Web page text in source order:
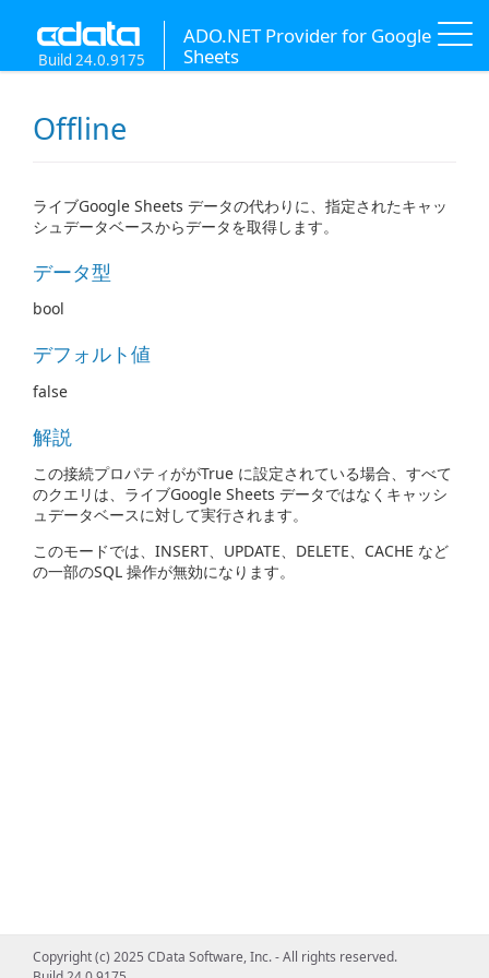
ADO.NET Provider for Google
Sheets
Build 24.0.9175
Offline
ライブGoogle Sheets データの代わりに、指定されたキャッ
シュデータベースからデータを取得します。
データ型
bool
デフォルト値
false
解説
この接続プロパティががTrue に設定されている場合、すべて
のクエリは、ライブGoogle Sheets データではなくキャッシ
ュデータベースに対して実行されます。
このモードでは、INSERT、UPDATE、DELETE、CACHE など
の一部のSQL 操作が無効になります。
Copyright (c) 2025 CData Software, Inc. - All rights reserved.